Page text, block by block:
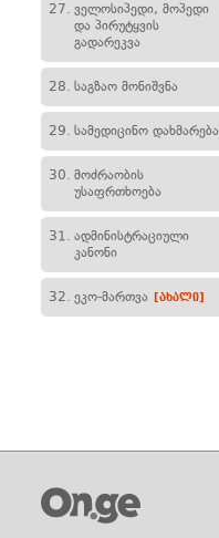
27. ველოსიპედი, მოპედი
და პირუტყვის
გადარეკვა
28. საგზაო მონიშვნა
29. სამედიცინო დახმარება
30. მოძრაობის
უსაფრთხოება
31. ადმინისტრაციული
კანონი
32. ეკო-მართვა [ახალი]